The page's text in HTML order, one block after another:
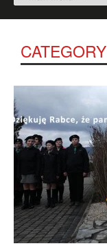
CATEGORY